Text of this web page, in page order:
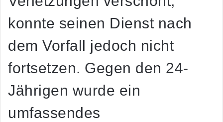
konnte seinen Dienst nach
dem Vorfall jedoch nicht
fortsetzen. Gegen den 24-
Jährigen wurde ein
umfassendes